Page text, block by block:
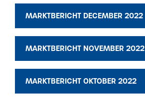
MARKTBERICHT DECEMBER 2022
MARKTBERICHT NOVEMBER 2022
MARKTBERICHT OKTOBER 2022